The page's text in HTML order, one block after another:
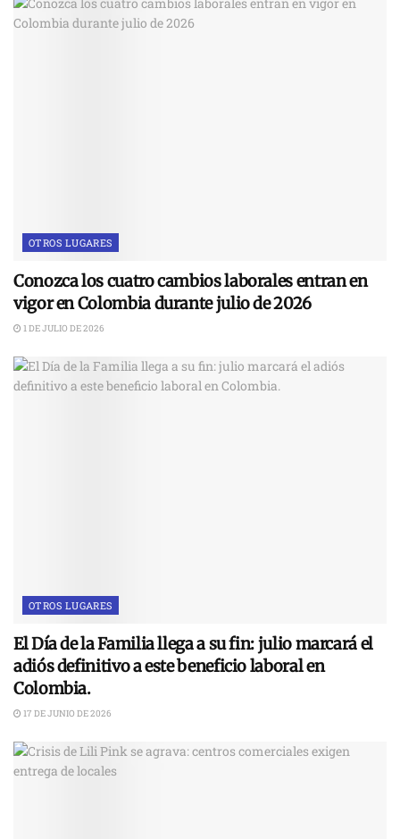
OTROS LUGARES
Conozca los cuatro cambios laborales entran en
vigor en Colombia durante julio de 2026
1 DE JULIO DE 2026
OTROS LUGARES
El Día de la Familia llega a su fin: julio marcará el
adiós definitivo a este beneficio laboral en
Colombia.
17 DE JUNIO DE 2026